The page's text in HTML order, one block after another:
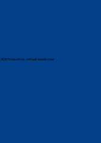
Productions vertaalt ideeën naar